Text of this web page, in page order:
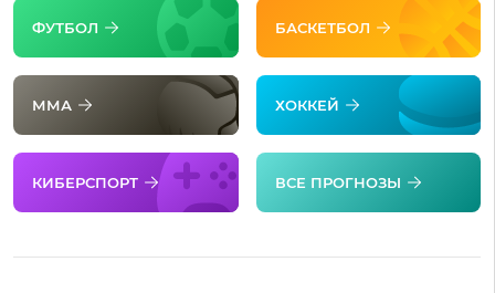
ФУТБОЛ БАСКЕТБОЛ
ММА ХОККЕЙ
КИБЕРСПОРТ ВСЕ ПРОГНОЗЫ